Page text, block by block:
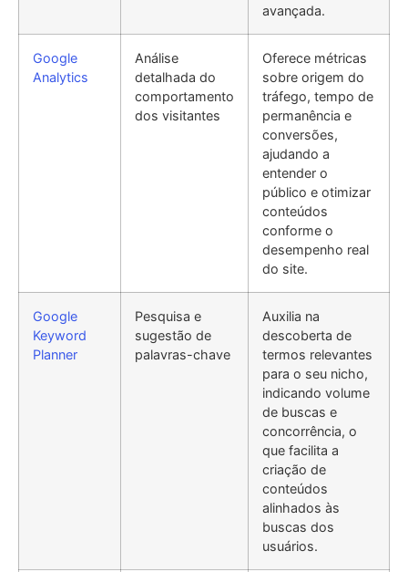
avançada.
Google
Analytics
Análise
detalhada do
comportamento
dos visitantes
Oferece métricas
sobre origem do
tráfego, tempo de
permanência e
conversões,
ajudando a
entender o
público e otimizar
conteúdos
conforme o
desempenho real
do site.
Google
Keyword
Planner
Pesquisa e
sugestão de
palavras-chave
Auxilia na
descoberta de
termos relevantes
para o seu nicho,
indicando volume
de buscas e
concorrência, o
que facilita a
criação de
conteúdos
alinhados às
buscas dos
usuários.